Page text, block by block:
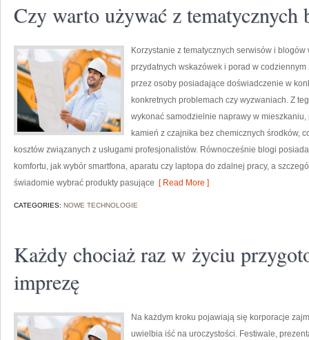
Czy warto używać z
Korzystanie z tematycznych serwisów i
przydatnych wskazówek i porad w
przez osoby posiadające doświadczenie w
konkretnych problemach czy wyzwaniach. Z
wykonać samodzielnie naprawy w
kamień z czajnika bez chemicznych środków,
kosztów związanych z usługami profesjonalistów. Równocześnie blogi
komfortu, jak wybór smartfona, aparatu czy laptopa do zdalnej pracy, a
świadomie wybrać produkty pasujące [ Read More ]
CATEGORIES: NOWE TECHNOLOGIE
Każdy chociaż raz w życiu
imprezę
Na każdym kroku pojawiają się korporacje
uwielbia iść na uroczystości. Festiwale,